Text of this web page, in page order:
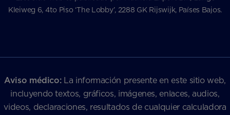
Kleiweg 6, 4to Piso ‘The Lobby’, 2288 GK Rijswijk, Países Bajos.
Aviso médico:La información presente en este sitio web,
incluyendo textos, gráficos, imágenes, enlaces, audios,
videos, declaraciones, resultados de cualquier calculadora